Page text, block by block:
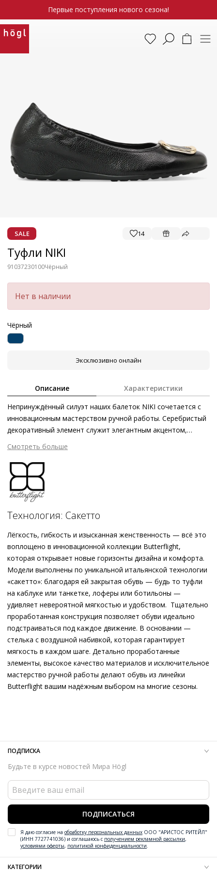
Первые поступления нового сезона!
SALE 14
Туфли NIKI
91037230100Чёрный
Нет в наличии
Чёрный
Эксклюзивно онлайн
Описание Характеристики
Непринуждённый силуэт наших балеток NIKI сочетается с
инновационным мастерством ручной работы. Серебристый
декоративный элемент служит элегантным акцентом,
скрытая танкетка визуально удлиняет ногу. Будучи частью
коллекции Högl Butterflight, модель также задаёт новые
стандарты комфорта. Благодаря инновационной технике
«сакетто» на свет появилась лёгкая, словно пёрышко,
обувь, которая мягко принимает форму стопы и
обеспечивает невероятный уровень комфорта.
Чрезвычайно лёгкая и гибкая конструкция без
воздушной стелькой заботятся о безупречной посадке и
первоклассном комфорте. Как истинная инвестиция, чёрные
балетки станут надёжным спутником вашей
повседневности.
Смотреть больше
Технология: Сакетто
Лёгкость, гибкость и изысканная женственность — всё это
воплощено в инновационной коллекции Butterflight,
которая открывает новые горизонты дизайна и комфорта.
Модели выполнены по уникальной итальянской технологии
«сакетто»: благодаря ей закрытая обувь — будь то туфли
на каблуке или танкетке, лоферы или ботильоны —
удивляет невероятной мягкостью и удобством. Тщательно
проработанная конструкция позволяет обуви идеально
подстраиваться под каждое движение. В основании —
стелька с воздушной набивкой, которая гарантирует
мягкость в каждом шаге. Детально проработанные
элементы, высокое качество материалов и исключительное
мастерство ручной работы делают обувь из линейки
Butterflight вашим надёжным выбором на многие сезоны.
Материал подошвы Резиновая подошва с защитой от
скольжения
Высота каблука 30 мм
Тип каблука Танкетка
Форма мыса
Круглый
Вид застежки Без застёжки
Забота об окружающей среде Материалы верха,
подкладки и вкладных стелек отмечены сертификатами
Leather Working Group
Сезон Весна/лето
КАТЕГОРИИ
ПОДПИСКА
Будьте в курсе новостей Мира Högl
ПОДПИСАТЬСЯ
Я даю согласие на обработку персональных данных ООО "АРИСТОС РИТЕЙЛ"
(ИНН 7727741036) и соглашаюсь с получением рекламной рассылки,
условиями оферты, политикой конфиденциальности.